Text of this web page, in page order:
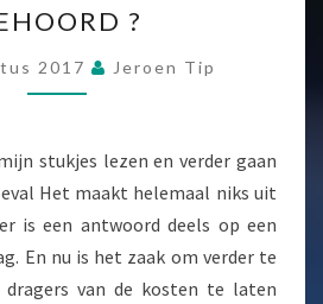
?
?
2017 Jeroen Tip
stukjes lezen en verder gaan
Het maakt helemaal niks uit
is een antwoord deels op een
En nu is het zaak om verder te
van de kosten te laten